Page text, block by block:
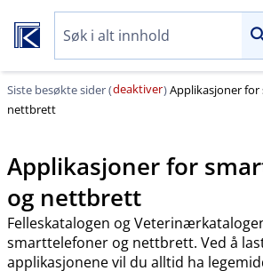
Siste besøkte sider (deaktiver)Applikasjoner
nettbrett
Applikasjoner for
og nettbrett
Felleskatalogen og
smarttelefoner og nettbrett. Ved å
applikasjonene vil du alltid ha